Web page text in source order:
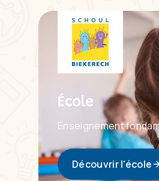
École
Enseignement
Découvrir l'école